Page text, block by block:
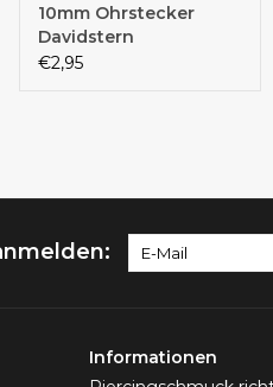
10mm Ohrstecker
Davidstern
€2,95
Informationen